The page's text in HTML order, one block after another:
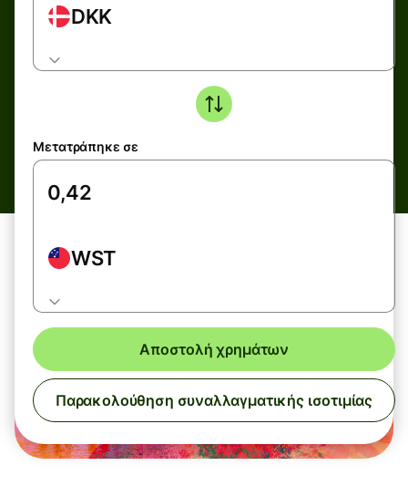
DKK
Μετατράπηκε σε
WST
Αποστολή χρημάτων
Παρακολούθηση συναλλαγματικής ισοτιμίας